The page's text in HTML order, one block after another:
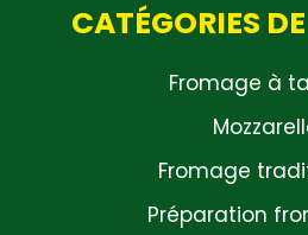
CATÉGORIES
Fromage à
Fromage
Préparation